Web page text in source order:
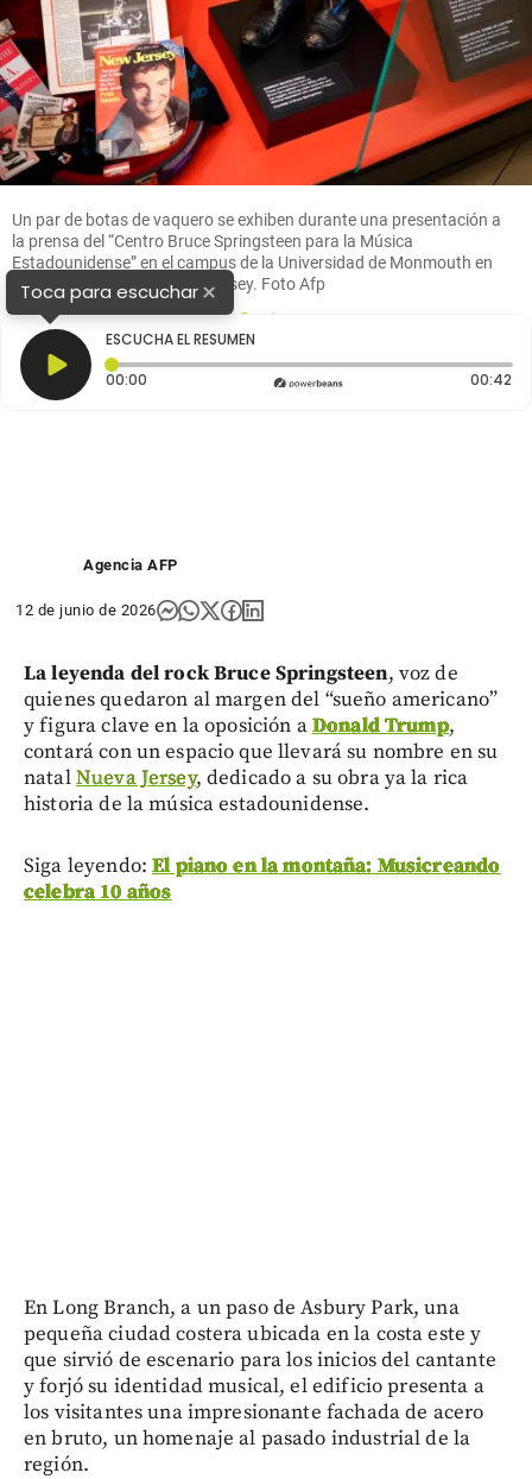
Un par de botas de vaquero se exhiben durante una presentación a
la prensa del “Centro Bruce Springsteen para la Música
Estadounidense” en el campus de la Universidad de Monmouth en
West Long Branch, Nueva Jersey. Foto Afp
Toca para escuchar×
ESCUCHA EL RESUMEN
00:00 Tiempo transcurrido: 0 segundos 00:42
Agencia AFP
12 de junio de 2026
La leyenda del rock Bruce Springsteen, voz de
quienes quedaron al margen del “sueño americano”
y figura clave en la oposición aDonald Trump,
contará con un espacio que llevará su nombre en su
natalNueva Jersey, dedicado a su obra ya la rica
historia de la música estadounidense.
Siga leyendo:El piano en la montaña: Musicreando
celebra 10 años
En Long Branch, a un paso de Asbury Park, una
pequeña ciudad costera ubicada en la costa este y
que sirvió de escenario para los inicios del cantante
y forjó su identidad musical, el edificio presenta a
los visitantes una impresionante fachada de acero
en bruto, un homenaje al pasado industrial de la
región.